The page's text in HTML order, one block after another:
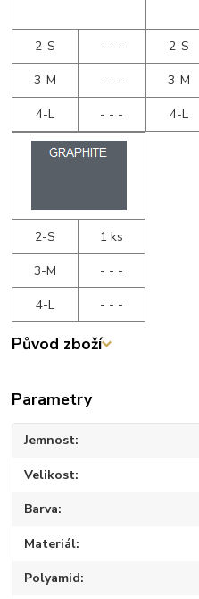
2-S
- - -
3-M
- - -
4-L
- - -
2-S
3-M
4-L
2-S
1 ks
3-M
- - -
4-L
- - -
Původ zboží
Parametry
Jemnost
Velikost
Barva
Materiál
Polyamid